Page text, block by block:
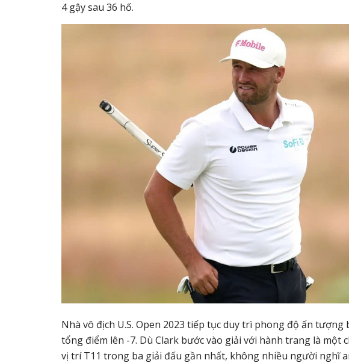
4 gậy sau 36 hố.
Nhà vô địch U.S. Open 2023 tiếp tục duy trì phong độ ấn
tổng điểm lên -7. Dù Clark bước vào giải với hành trang là một
vị trí T11 trong ba giải đấu gần nhất, không nhiều người nghĩ